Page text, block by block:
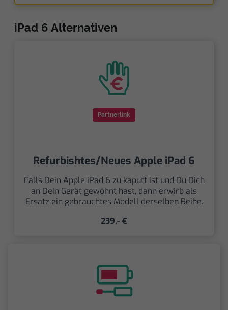
iPad 6 Alternativen
Partnerlink
Refurbishtes/Neues Apple iPad 6
Falls Dein Apple iPad 6 zu kaputt ist und Du Dich
an Dein Gerät gewöhnt hast, dann erwirb als
Ersatz ein gebrauchtes Modell derselben Reihe.
239,- €